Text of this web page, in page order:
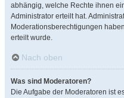
abhängig, welche Rechte ihnen
Administrator erteilt hat.
Moderationsberechtigungen
erteilt wurde.
Nach oben
Was sind Moderatoren?
Die Aufgabe der Moderatoren ist